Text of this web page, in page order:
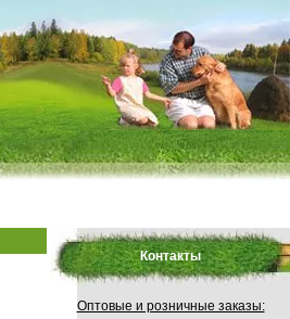
Контакты
Оптовые и розничные заказы: